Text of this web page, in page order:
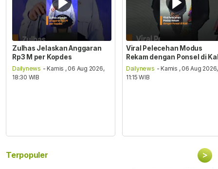
Zulhas Jelaskan Anggaran
Rp3 M per Kopdes
Dailynews - Kamis , 06 Aug 2026,
18:30 WIB
Viral Pelecehan Modus
Rekam dengan Ponsel di
Dailynews - Kamis , 06 Aug 2026,
11:15 WIB
Terpopuler >